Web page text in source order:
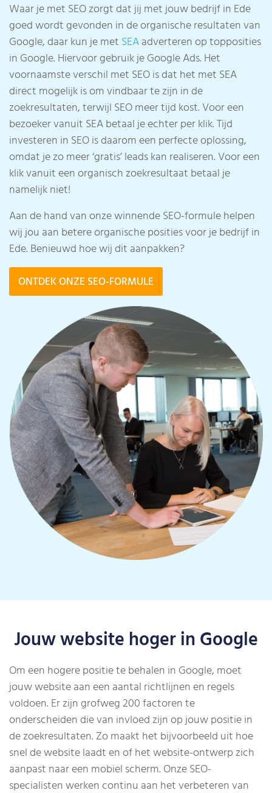
Waar je met SEO zorgt dat jij met jouw bedrijf in Ede
goed wordt gevonden in de organische resultaten van
Google, daar kun je met SEAadverteren op topposities
in Google. Hiervoor gebruik je Google Ads. Het
voornaamste verschil met SEO is dat het met SEA
direct mogelijk is om vindbaar te zijn in de
zoekresultaten, terwijl SEO meer tijd kost. Voor een
bezoeker vanuit SEA betaal je echter per klik. Tijd
investeren in SEO is daarom een perfecte oplossing,
omdat je zo meer ‘gratis’ leads kan realiseren. Voor een
klik vanuit een organisch zoekresultaat betaal je
namelijk niet!
Aan de hand van onze winnende SEO-formule helpen
wij jou aan betere organische posities voor je bedrijf in
Ede. Benieuwd hoe wij dit aanpakken?
ONTDEK ONZE SEO-FORMULE
Jouw website hoger in Google
Om een hogere positie te behalen in Google, moet
jouw website aan een aantal richtlijnen en regels
voldoen. Er zijn grofweg 200 factoren te
onderscheiden die van invloed zijn op jouw positie in
de zoekresultaten. Zo maakt het bijvoorbeeld uit hoe
snel de website laadt en of het website-ontwerp zich
aanpast naar een mobiel scherm. Onze SEO-
specialisten werken continu aan het verbeteren van